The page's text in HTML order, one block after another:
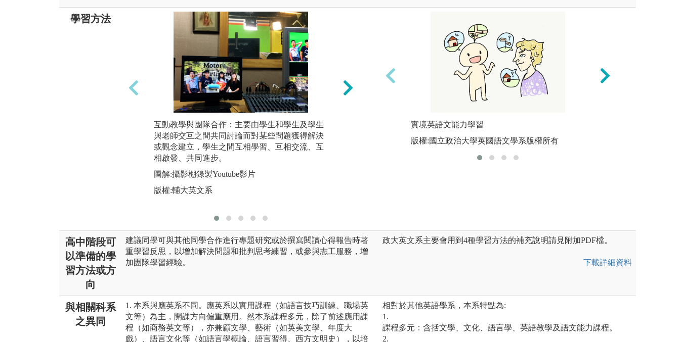
學習方法
互動教學與團隊合作：主要由學生和學生及學生
與老師交互之間共同討論而對某些問題獲得解決
或觀念建立，學生之間互相學習、互相交流、互
相啟發、共同進步。
圖解:攝影棚錄製Youtube影片
版權:輔大英文系
多媒體製作與程式設計：藉由討論與課程議題相
關的影片來輔助教學，學生學習製作簡報、影
片、多媒體教材等，透過學習程式設計，培養學
生邏輯思考能力及第二專長。
實境英語文能力學習
版權:國立政治大學英國語文學系版權所有
高中階段可
以準備的學
習方法或方
向
建議同學可與其他同學合作進行專題研究或於撰寫閱讀心得報告時著
重學習反思，以增加解決問題和批判思考練習，或參與志工服務，增
加團隊學習經驗。
政大英文系主要會用到4種學習方法的補充說明請見附加PDF檔。
下載詳細資料
與相關科系
之異同
1. 本系與應英系不同。應英系以實用課程（如語言技巧訓練、職場英
文等）為主，開課方向偏重應用。然本系課程多元，除了前述應用課
程（如商務英文等），亦兼顧文學、藝術（如英美文學、年度大
戲）、語言文化等（如語言學概論、語言習得、西方文明史），以培
相對於其他英語學系，本系特點為:
1.
課程多元：含括文學、文化、語言學、英語教學及語文能力課程。
2.